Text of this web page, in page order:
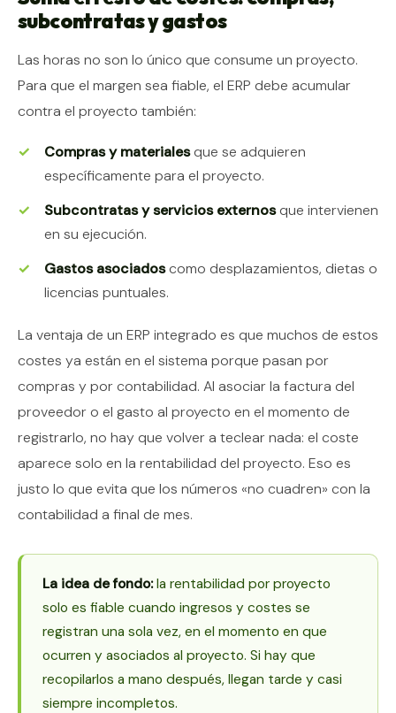
subcontratas y gastos
Las horas no son lo único que consume un proyecto.
Para que el margen sea fiable, el ERP debe acumular
contra el proyecto también:
Compras y materialesque se adquieren
específicamente para el proyecto.
Subcontratas y servicios externosque intervienen
en su ejecución.
Gastos asociadoscomo desplazamientos, dietas o
licencias puntuales.
La ventaja de un ERP integrado es que muchos de estos
costes ya están en el sistema porque pasan por
compras y por contabilidad. Al asociar la factura del
proveedor o el gasto al proyecto en el momento de
registrarlo, no hay que volver a teclear nada: el coste
aparece solo en la rentabilidad del proyecto. Eso es
justo lo que evita que los números «no cuadren» con la
contabilidad a final de mes.
La idea de fondo:la rentabilidad por proyecto
solo es fiable cuando ingresos y costes se
registran una sola vez, en el momento en que
ocurren y asociados al proyecto. Si hay que
recopilarlos a mano después, llegan tarde y casi
siempre incompletos.